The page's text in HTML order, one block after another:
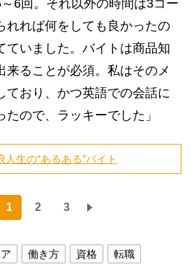
6回。それ以外の時間は3コー
れれば何をしても良かったの
ていました。バイトは商品知
来ることが必須。私はそのメ
ており、かつ英語での会話に
たので、ラッキーでした」
生の“あるある”バイト
1 2 3
働き方 資格 転職